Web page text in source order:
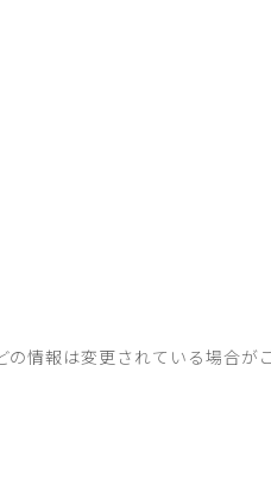
情報は変更されている場合がご